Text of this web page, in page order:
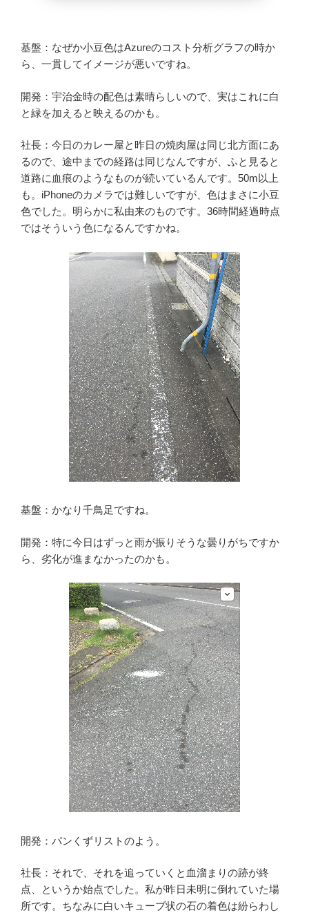
基盤：なぜか小豆色はAzureのコスト分析グラフの時か
ら、一貫してイメージが悪いですね。
開発：宇治金時の配色は素晴らしいので、実はこれに白
と緑を加えると映えるのかも。
社長：今日のカレー屋と昨日の焼肉屋は同じ北方面にあ
るので、途中までの経路は同じなんですが、ふと見ると
道路に血痕のようなものが続いているんです。50m以上
も。iPhoneのカメラでは難しいですが、色はまさに小豆
色でした。明らかに私由来のものです。36時間経過時点
ではそういう色になるんですかね。
基盤：かなり千鳥足ですね。
開発：特に今日はずっと雨が振りそうな曇りがちですか
ら、劣化が進まなかったのかも。
開発：パンくずリストのよう。
社長：それで、それを追っていくと血溜まりの跡が終
点、というか始点でした。私が昨日未明に倒れていた場
所です。ちなみに白いキューブ状の石の着色は紛らわし